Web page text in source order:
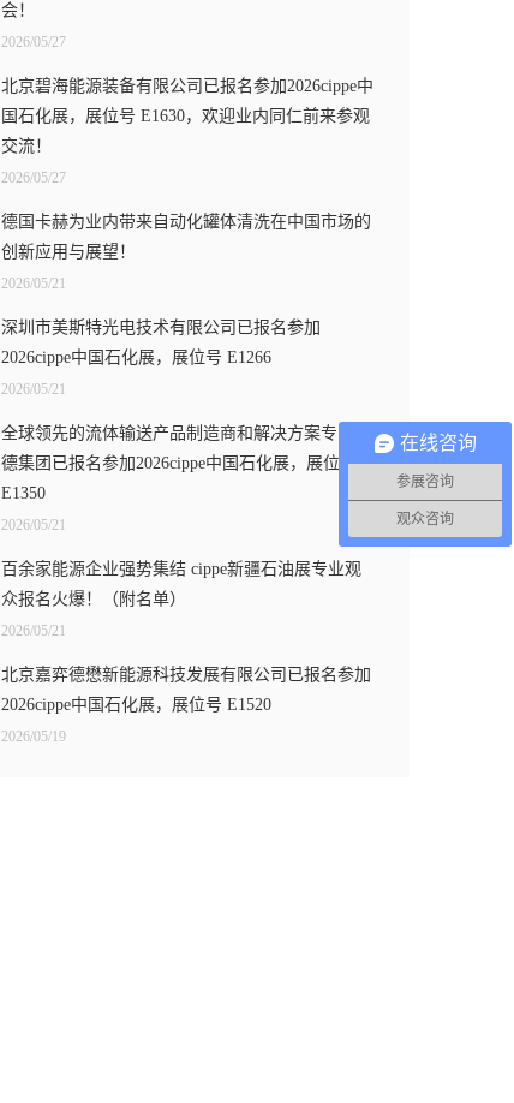
会！
2026/05/27
北京碧海能源装备有限公司已报名参加2026cippe中
国石化展，展位号 E1630，欢迎业内同仁前来参观
交流！
2026/05/27
德国卡赫为业内带来自动化罐体清洗在中国市场的
创新应用与展望！
2026/05/21
深圳市美斯特光电技术有限公司已报名参加
2026cippe中国石化展，展位号 E1266
2026/05/21
全球领先的流体输送产品制造商和解决方案专家玫
德集团已报名参加2026cippe中国石化展，展位号
E1350
2026/05/21
百余家能源企业强势集结 cippe新疆石油展专业观
众报名火爆！（附名单）
2026/05/21
北京嘉弈德懋新能源科技发展有限公司已报名参加
2026cippe中国石化展，展位号 E1520
2026/05/19
在线咨询
参展咨询
观众咨询